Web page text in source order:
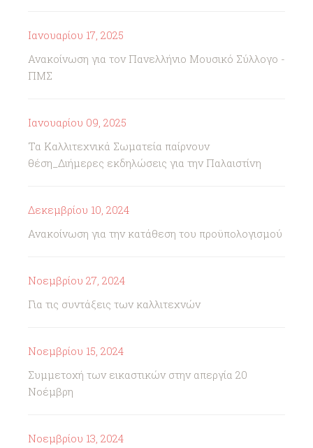
Ιανουαρίου 17, 2025
Ανακοίνωση για τον Πανελλήνιο Μουσικό Σύλλογο -
ΠΜΣ
Ιανουαρίου 09, 2025
Τα Καλλιτεχνικά Σωματεία παίρνουν
θέση_Διήμερες εκδηλώσεις για την Παλαιστίνη
Δεκεμβρίου 10, 2024
Ανακοίνωση για την κατάθεση του προϋπολογισμού
Νοεμβρίου 27, 2024
Για τις συντάξεις των καλλιτεχνών
Νοεμβρίου 15, 2024
Συμμετοχή των εικαστικών στην απεργία 20
Νοέμβρη
Νοεμβρίου 13, 2024